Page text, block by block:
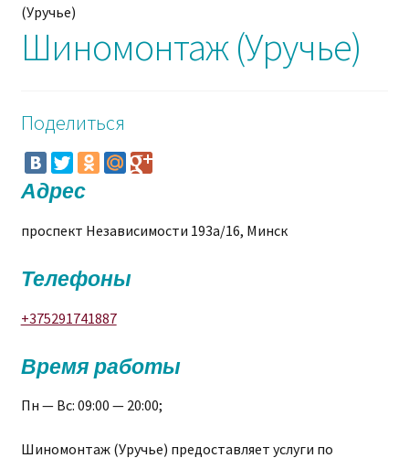
(Уручье)
Шиномонтаж (Уручье)
Поделиться
Адрес
проспект Независимости 193а/16, Минск
Телефоны
+375291741887
Время работы
Пн — Вс: 09:00 — 20:00;
Шиномонтаж (Уручье) предоставляет услуги по